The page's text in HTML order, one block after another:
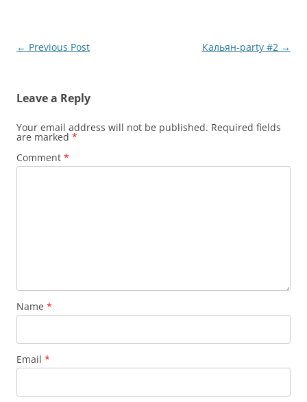
Post
← Previous Post Кальян-party #2 →
Leave a Reply
Your email address will not be published. Required fields
are marked *
Comment *
Name *
Email *